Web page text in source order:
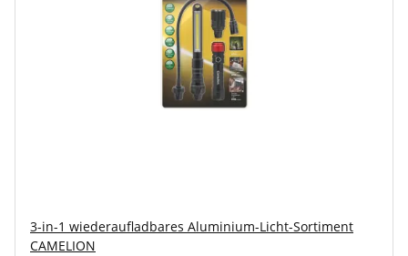
3-in-1 wiederaufladbares Aluminium-Licht-Sortiment
CAMELION